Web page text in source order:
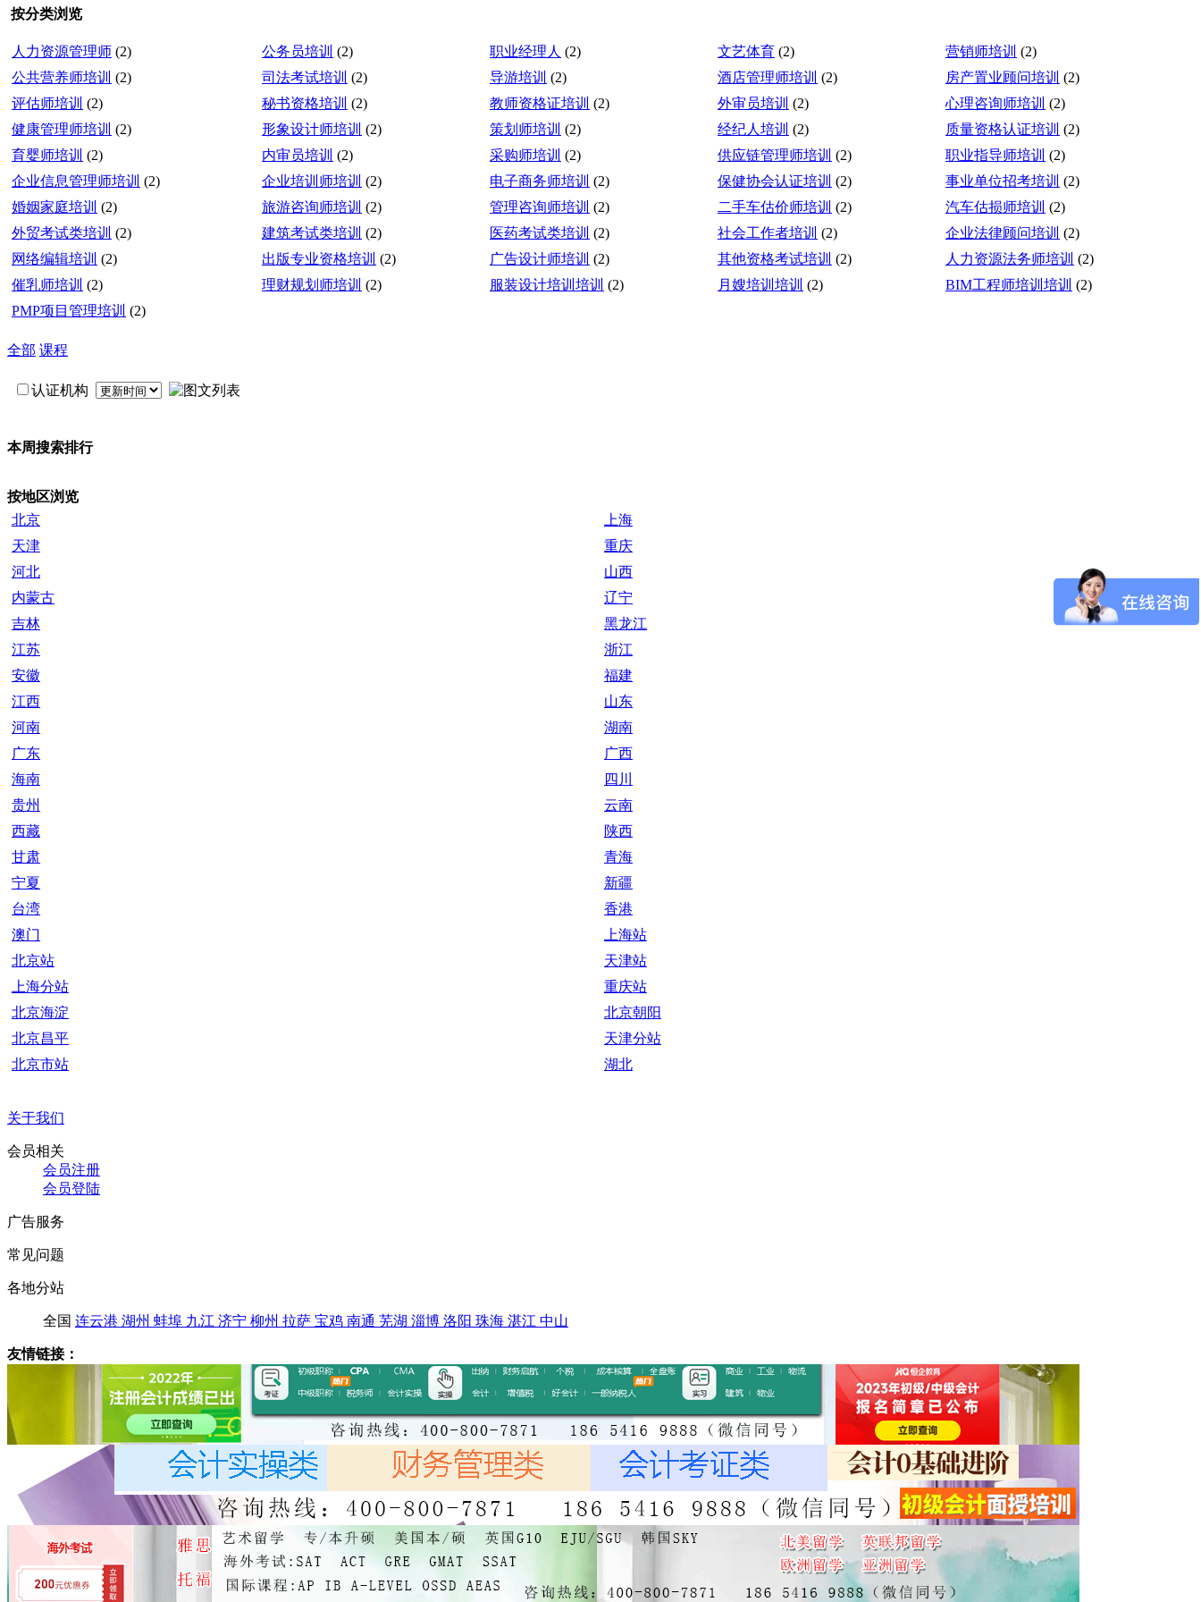
按分类浏览
人力资源管理师 (2) 公务员培训 (2) 职业经理人 (2) 文艺体育 (2) 营销师培训 (2)
公共营养师培训 (2) 司法考试培训 (2) 导游培训 (2) 酒店管理师培训 (2) 房产置业顾问培训 (2)
评估师培训 (2) 秘书资格培训 (2) 教师资格证培训 (2) 外审员培训 (2) 心理咨询师培训 (2)
健康管理师培训 (2) 形象设计师培训 (2) 策划师培训 (2) 经纪人培训 (2) 质量资格认证培训 (2)
育婴师培训 (2) 内审员培训 (2) 采购师培训 (2) 供应链管理师培训 (2) 职业指导师培训 (2)
企业信息管理师培训 (2) 企业培训师培训 (2) 电子商务师培训 (2) 保健协会认证培训 (2) 事业单位招考培训 (2)
婚姻家庭培训 (2) 旅游咨询师培训 (2) 管理咨询师培训 (2) 二手车估价师培训 (2) 汽车估损师培训 (2)
外贸考试类培训 (2) 建筑考试类培训 (2) 医药考试类培训 (2) 社会工作者培训 (2) 企业法律顾问培训 (2)
网络编辑培训 (2) 出版专业资格培训 (2) 广告设计师培训 (2) 其他资格考试培训 (2) 人力资源法务师培训 (2)
催乳师培训 (2) 理财规划师培训 (2) 服装设计培训培训 (2) 月嫂培训培训 (2) BIM工程师培训培训 (2)
PMP项目管理培训 (2)
全部 课程
认证机构
本周搜索排行
按地区浏览
北京
上海
天津
重庆
河北
山西
内蒙古
辽宁
吉林
黑龙江
江苏
浙江
安徽
福建
江西
山东
河南
湖南
广东
广西
海南
四川
贵州
云南
西藏
陕西
甘肃
青海
宁夏
新疆
台湾
香港
澳门
上海站
北京站
天津站
上海分站
重庆站
北京海淀
北京朝阳
北京昌平
天津分站
北京市站
湖北
关于我们
会员相关
会员注册
会员登陆
广告服务
常见问题
各地分站
全国 连云港 湖州 蚌埠 九江 济宁 柳州 拉萨 宝鸡 南通 芜湖 淄博 洛阳 珠海 湛江 中山
友情链接：